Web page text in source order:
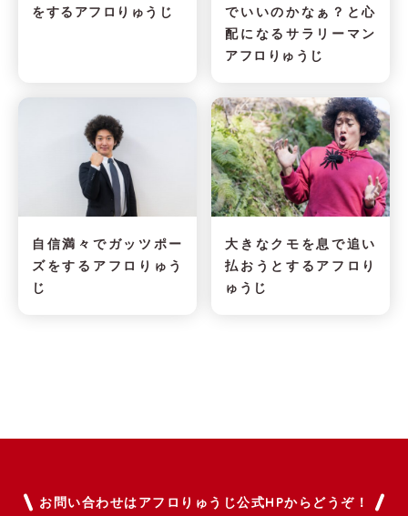
をするアフロりゅうじ
でいいのかなぁ？と心
配になるサラリーマン
アフロりゅうじ
自信満々でガッツポー
ズをするアフロりゅう
じ
大きなクモを息で追い
払おうとするアフロり
ゅうじ
お問い合わせはアフロりゅうじ公式HPからどうぞ！